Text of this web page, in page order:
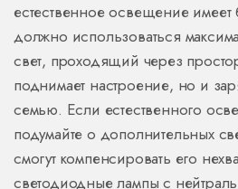
естественное освещение
должно использоваться
свет, проходящий через
поднимает настроение, но и
семью. Если естественного
подумайте о дополнительных
смогут компенсировать его
светодиодные лампы с